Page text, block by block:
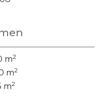
m2
m2
m2